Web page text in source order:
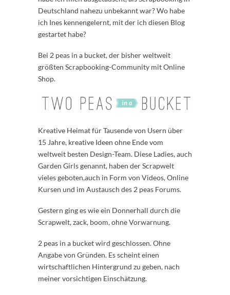
Deutschland nahezu unbekannt war? Wo habe
ich Ines kennengelernt, mit der ich diesen Blog
gestartet habe?
Bei 2 peas in a bucket, der bisher weltweit
größten Scrapbooking-Community mit Online
Shop.
Kreative Heimat für Tausende von Usern über
15 Jahre, kreative Ideen ohne Ende vom
weltweit besten Design-Team. Diese Ladies, auch
Garden Girls genannt, haben der Scrapwelt
vieles geboten,auch in Form von Videos, Online
Kursen und im Austausch des 2 peas Forums.
Gestern ging es wie ein Donnerhall durch die
Scrapwelt, zack, boom, ohne Vorwarnung.
2 peas in a bucket wird geschlossen. Ohne
Angabe von Gründen. Es scheint einen
wirtschaftlichen Hintergrund zu geben, nach
meiner vorsichtigen Einschätzung.